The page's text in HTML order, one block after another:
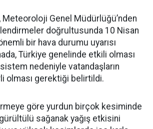
Meteoroloji Genel Müdürlüğü’nden
doğrultusunda 10 Nisan
bir hava durumu uyarısı
Türkiye genelinde etkili olması
sistem nedeniyle vatandaşların
olması gerektiği belirtildi.
göre yurdun birçok kesiminde
sağanak yağış etkisini